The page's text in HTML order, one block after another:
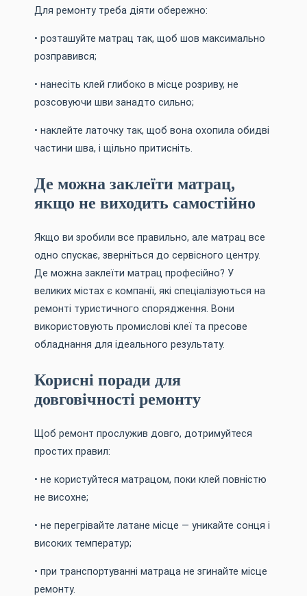
Для ремонту треба діяти обережно:
• розташуйте матрац так, щоб шов максимально
розправився;
• нанесіть клей глибоко в місце розриву, не
розсовуючи шви занадто сильно;
• наклейте латочку так, щоб вона охопила обидві
частини шва, і щільно притисніть.
Де можна заклеїти матрац,
якщо не виходить самостійно
Якщо ви зробили все правильно, але матрац все
одно спускає, зверніться до сервісного центру.
Де можна заклеїти матрац професійно? У
великих містах є компанії, які спеціалізуються на
ремонті туристичного спорядження. Вони
використовують промислові клеї та пресове
обладнання для ідеального результату.
Корисні поради для
довговічності ремонту
Щоб ремонт прослужив довго, дотримуйтеся
простих правил:
• не користуйтеся матрацом, поки клей повністю
не висохне;
• не перегрівайте латане місце — уникайте сонця і
високих температур;
• при транспортуванні матраца не згинайте місце
ремонту.